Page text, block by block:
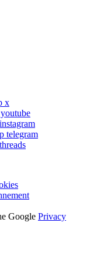
x
telegram
Google Privacy